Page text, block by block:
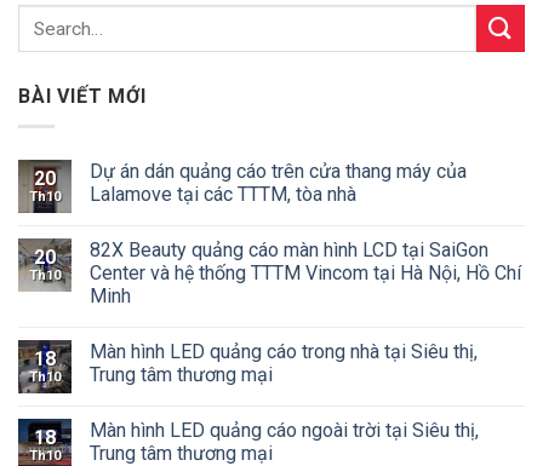
BÀI VIẾT MỚI
20
Th10
Dự án dán quảng cáo trên cửa thang máy của
Lalamove tại các TTTM, tòa nhà
20
Th10
82X Beauty quảng cáo màn hình LCD tại SaiGon
Center và hệ thống TTTM Vincom tại Hà Nội, Hồ Chí
Minh
18
Th10
Màn hình LED quảng cáo trong nhà tại Siêu thị,
Trung tâm thương mại
18
Th10
Màn hình LED quảng cáo ngoài trời tại Siêu thị,
Trung tâm thương mại